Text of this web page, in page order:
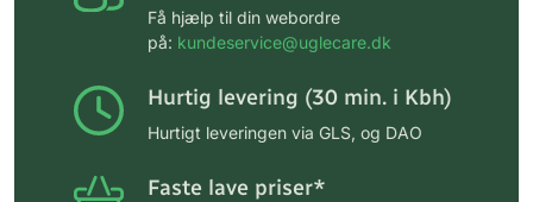
Få hjælp til din webordre
på: kundeservice@uglecare.dk
Hurtig levering (30 min. i Kbh)
Hurtigt leveringen via GLS, og DAO
Faste lave priser*